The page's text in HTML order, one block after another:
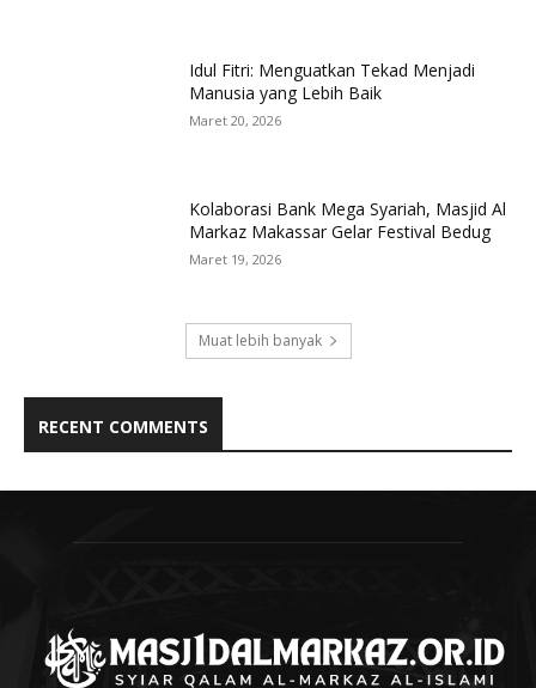
Idul Fitri: Menguatkan Tekad Menjadi
Manusia yang Lebih Baik
Maret 20, 2026
Kolaborasi Bank Mega Syariah, Masjid Al
Markaz Makassar Gelar Festival Bedug
Maret 19, 2026
Muat lebih banyak
RECENT COMMENTS